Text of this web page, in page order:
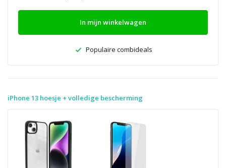
In mijn winkelwagen
Populaire combideals
iPhone 13 hoesje + volledige bescherming